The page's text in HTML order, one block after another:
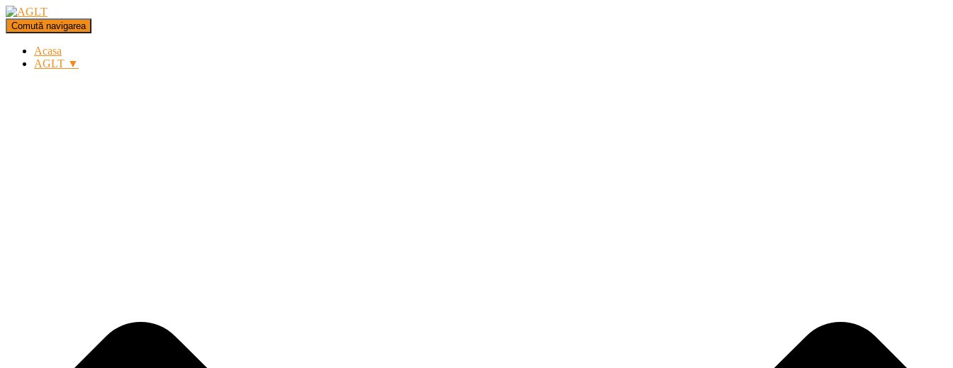
Comută navigarea
Acasa
AGLT ▼